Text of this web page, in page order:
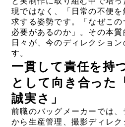
現ではなく、「日常の不便
求する姿勢です。「なぜこ
必要があるのか」。その本質
日々が、今のディレクショ
す。
一貫して責任を持
として向き合った
誠実さ」
前職のバッグメーカーでは
から生産管理、撮影ディレ